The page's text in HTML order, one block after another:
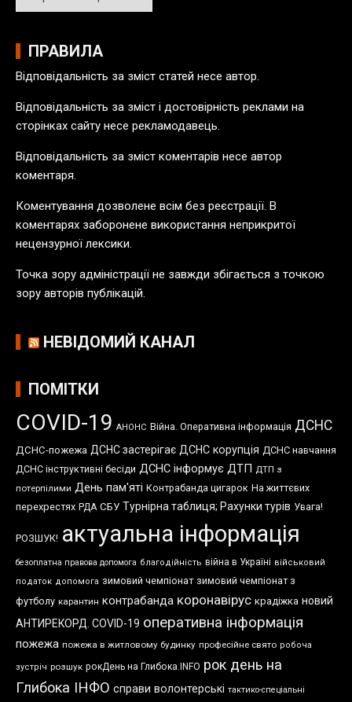
р
і
п
у
б
і
к
ПРАВИЛА
Відповідальність за зміст статей несе автор.
Відповідальність за зміст і достовірність реклами на
сторінках сайту несе рекламодавець.
Відповідальність за зміст коментарів несе автор
коментаря.
Коментування дозволене всім без реєстрації. В
коментарях заборонене використання неприкритої
нецензурної лексики.
Точка зору адміністрації не завжди збігається з точкою
зору авторів публікацій.
НЕВІДОМИЙ КАНАЛ
ПОМІТКИ
COVID-19 АНОНС Війна. Оперативна інформація ДСНС
ДСНС-пожежа ДСНС застерігає ДСНС корупція ДСНС навчання
ДСНС інструктивні бесіди ДСНС інформує ДТП ДТП з
потерпілими День пам'яті Контрабанда цигарок На життєвих
перехрестях РДА СБУ Турнірна таблиця; Рахунки турів Увага!
РОЗШУК! актуальна інформація
безоплатна правова допомога благодійність війна в Україні військовий
податок допомога зимовий чемпіонат зимовий чемпіонат з
футболу карантин контрабанда коронавірус крадіжка новий
АНТИРЕКОРД. COVID-19 оперативна інформація
пожежа пожежа в житловому будинку професійне свято робоча
зустріч розшук рокДень на Глибока.INFO рок день на
Глибока ІНФО справи волонтерські тактико-спеціальні